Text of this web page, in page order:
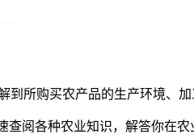
所购买农产品的生产环境、
阅各种农业知识，解答你在农